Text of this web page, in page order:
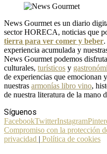
News Gourmet es un diario
sector HORECA, noticias que
tierra para ver comer y beber
experiencia acumulada y
News Gourmet podemos
culturales, turísticos y
de experiencias que emocionan
nuestras armonías libro vino,
de nuestra literatura de la mano
Síguenos
FacebookTwitterInstagram
Compromiso con la protección
privacidad | Política de cookies